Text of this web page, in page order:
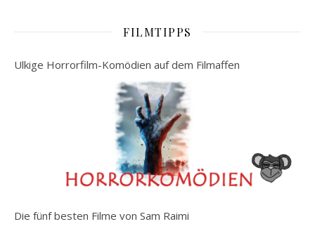
FILMTIPPS
Ulkige Horrorfilm-Komödien auf dem Filmaffen
Die fünf besten Filme von Sam Raimi